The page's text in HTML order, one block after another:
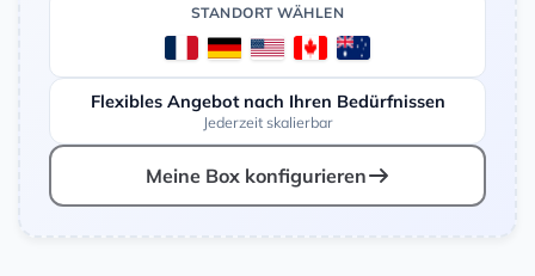
STANDORT WÄHLEN
Flexibles Angebot nach Ihren Bedürfnissen
Jederzeit skalierbar
Meine Box konfigurieren